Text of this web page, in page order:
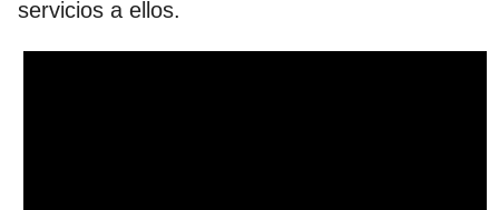
servicios a ellos.